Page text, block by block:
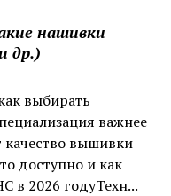
нашивки
др.)
выбирать
важнее
качество вышивки
доступно и как
в 2026 годуТехн...